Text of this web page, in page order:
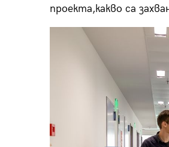
проекта,какво са